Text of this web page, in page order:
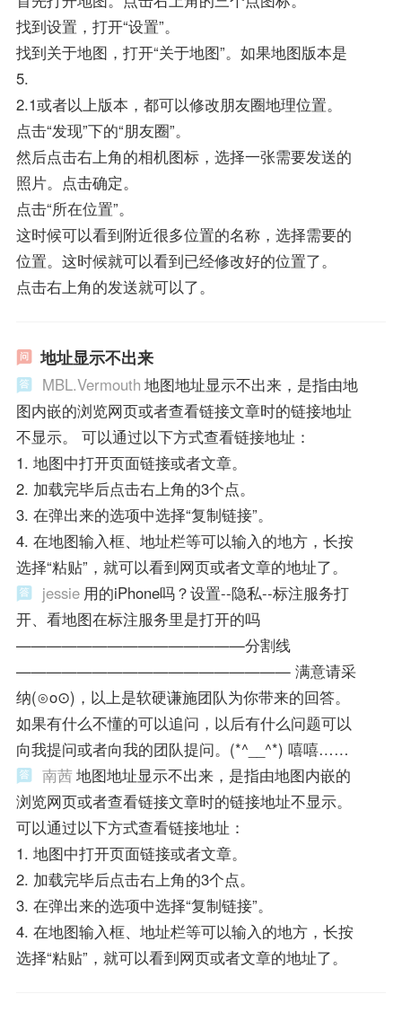
找到设置，打开“设置”。
找到关于地图，打开“关于地图”。如果地图版本是
5.
2.1或者以上版本，都可以修改朋友圈地理位置。
点击“发现”下的“朋友圈”。
然后点击右上角的相机图标，选择一张需要发送的
照片。点击确定。
点击“所在位置”。
这时候可以看到附近很多位置的名称，选择需要的
位置。这时候就可以看到已经修改好的位置了。
点击右上角的发送就可以了。
地址显示不出来
MBL.Vermouth 地图地址显示不出来，是指由地
图内嵌的浏览网页或者查看链接文章时的链接地址
不显示。 可以通过以下方式查看链接地址：
1. 地图中打开页面链接或者文章。
2. 加载完毕后点击右上角的3个点。
3. 在弹出来的选项中选择“复制链接”。
4. 在地图输入框、地址栏等可以输入的地方，长按
选择“粘贴”，就可以看到网页或者文章的地址了。
jessie 用的iPhone吗？设置--隐私--标注服务打
开、看地图在标注服务里是打开的吗
———————————————分割线
—————————————————— 满意请采
纳(⊙o⊙)，以上是软硬谦施团队为你带来的回答。
如果有什么不懂的可以追问，以后有什么问题可以
向我提问或者向我的团队提问。(*^__^*) 嘻嘻……
南茜地图地址显示不出来，是指由地图内嵌的
浏览网页或者查看链接文章时的链接地址不显示。
可以通过以下方式查看链接地址：
1. 地图中打开页面链接或者文章。
2. 加载完毕后点击右上角的3个点。
3. 在弹出来的选项中选择“复制链接”。
4. 在地图输入框、地址栏等可以输入的地方，长按
选择“粘贴”，就可以看到网页或者文章的地址了。